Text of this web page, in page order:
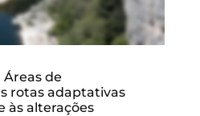
Áreas de
rotas adaptativas
às alterações